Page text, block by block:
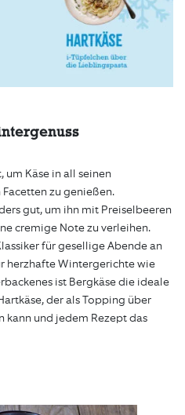
Käse in all seinen
zu genießen.
gut, um ihn mit Preiselbeeren
cremige Note zu verleihen.
für gesellige Abende an
herzhafte Wintergerichte wie
ist Bergkäse die ideale
der als Topping über
kann und jedem Rezept das